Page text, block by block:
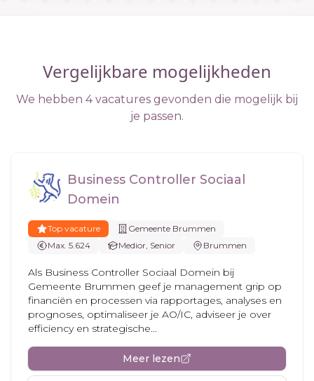
Vergelijkbare mogelijkheden
We hebben 4 vacatures gevonden die mogelijk bij
je passen.
Business Controller Sociaal
Domein
Top vacature
Gemeente Brummen
Max. 5.624
Medior, Senior Brummen
Als Business Controller Sociaal Domein bij
Gemeente Brummen geef je management grip op
financiën en processen via rapportages, analyses en
prognoses, optimaliseer je AO/IC, adviseer je over
efficiency en strategische...
Meer lezen